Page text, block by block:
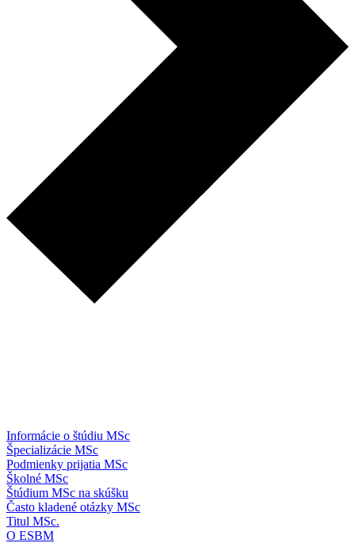
Informácie o štúdiu MSc
Špecializácie MSc
Podmienky prijatia MSc
Školné MSc
Štúdium MSc na skúšku
Často kladené otázky MSc
Titul MSc.
O ESBM